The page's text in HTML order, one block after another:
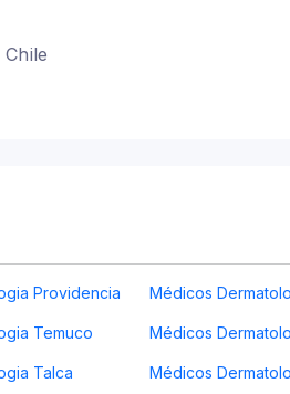
Providencia Médicos
Temuco Médicos
Talca Médicos